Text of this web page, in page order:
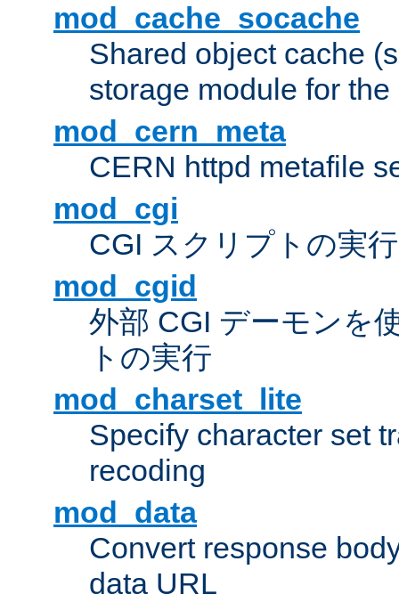
mod_cache_socache
Shared object cache
storage module for
mod_cern_meta
CERN httpd metafile
mod_cgi
CGI スクリプトの実行
mod_cgid
外部 CGI デーモンを
トの実行
mod_charset_lite
Specify character set
recoding
mod_data
Convert response
data URL